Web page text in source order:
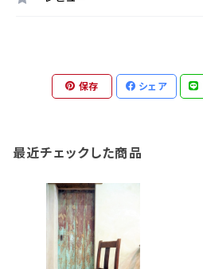
保存 シェア
最近チェックした商品